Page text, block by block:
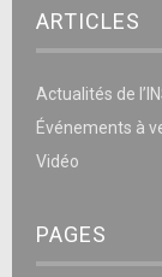
ARTICLES
Actualités de
Événements à
Vidéo
PAGES